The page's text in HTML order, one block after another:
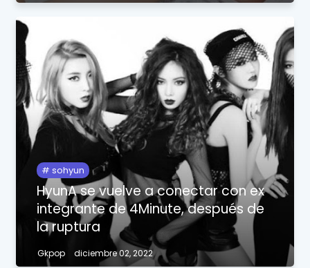
sohyun
HyunA se vuelve a conectar con ex
integrante de 4Minute, después de
la ruptura
Gkpop diciembre 02, 2022